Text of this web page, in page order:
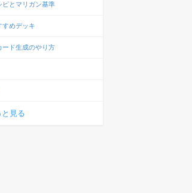
ピとマリガン基準
すめデッキ
ード生成のやり方
と見る